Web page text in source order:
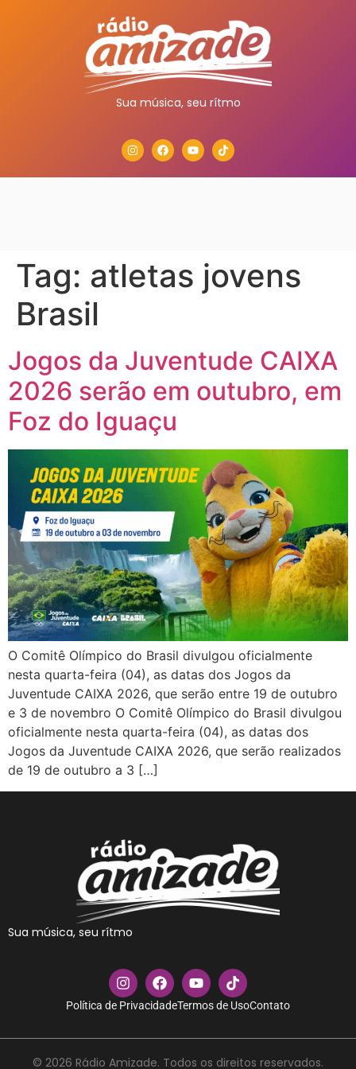
Sua música, seu rítmo
Tag: atletas jovens
Brasil
Jogos da Juventude CAIXA
2026 serão em outubro, em
Foz do Iguaçu
O Comitê Olímpico do Brasil divulgou oficialmente
nesta quarta-feira (04), as datas dos Jogos da
Juventude CAIXA 2026, que serão entre 19 de outubro
e 3 de novembro O Comitê Olímpico do Brasil divulgou
oficialmente nesta quarta-feira (04), as datas dos
Jogos da Juventude CAIXA 2026, que serão realizados
de 19 de outubro a 3 […]
Sua música, seu rítmo
Política de PrivacidadeTermos de UsoContato
© 2026 Rádio Amizade. Todos os direitos reservados.